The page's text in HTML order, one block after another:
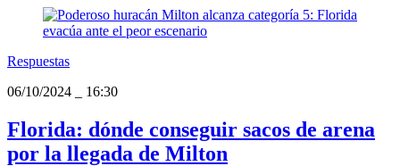
Respuestas
06/10/2024
16:30
Florida: dónde conseguir sacos de arena
por la llegada de Milton